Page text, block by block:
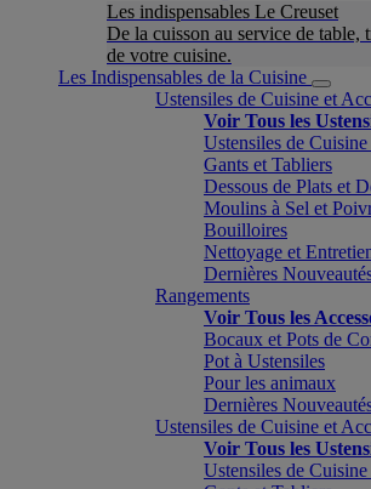
Les indispensables Le Creuset
De la cuisson au service de table,
de votre cuisine.
Les Indispensables de la Cuisine
Ustensiles de Cuisine et
Voir Tous les
Ustensiles de
Gants et Tabliers
Dessous de Plats et
Moulins à Sel et
Bouilloires
Nettoyage et
Dernières
Rangements
Voir Tous les
Bocaux et Pots de
Pot à Ustensiles
Pour les animaux
Dernières
Ustensiles de Cuisine et
Voir Tous les
Ustensiles de